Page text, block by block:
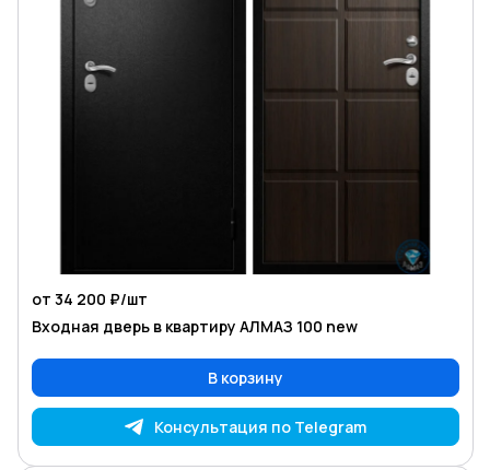
от 34 200 ₽/шт
Входная дверь в квартиру АЛМАЗ 100 new
В корзину
Консультация по Telegram